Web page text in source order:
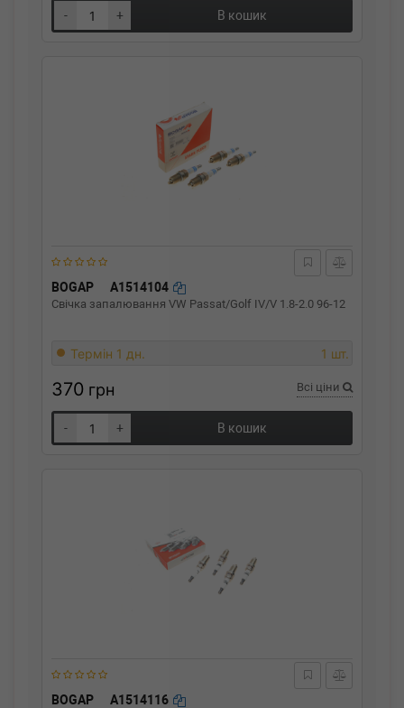
- + В кошик
BOGAP A1514104
Свічка запалювання VW Passat/Golf IV/V 1.8-2.0 96-12
Термін 1 дн. 1 шт.
370 грн Всі ціни
- + В кошик
BOGAP A1514116